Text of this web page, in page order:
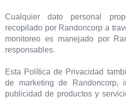
Cualquier dato personal
recopilado por Randoncorp a
monitoreo es manejado por
responsables.
Esta Política de Privacidad
de marketing de Randoncorp,
publicidad de productos y